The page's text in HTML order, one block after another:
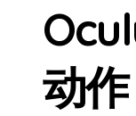
动作